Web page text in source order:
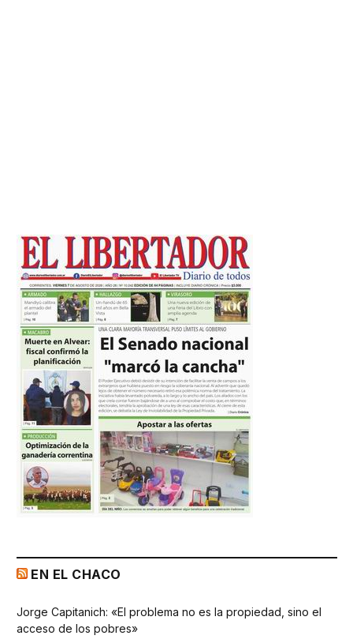
EN EL CHACO
Jorge Capitanich: «El problema no es la propiedad, sino el
acceso de los pobres»